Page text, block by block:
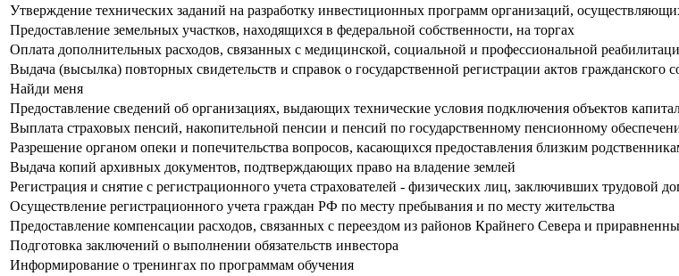
Утверждение технических заданий на разработку инвестиционных программ организаций,
Предоставление земельных участков, находящихся в федеральной собственности, на торгах
Оплата дополнительных расходов, связанных с медицинской, социальной и профессиональной
Выдача (высылка) повторных свидетельств и справок о государственной регистрации актов гражданского
Найди меня
Предоставление сведений об организациях, выдающих технические условия подключения объектов
Выплата страховых пенсий, накопительной пенсии и пенсий по государственному пенсионному
Разрешение органом опеки и попечительства вопросов, касающихся предоставления близким
Выдача копий архивных документов, подтверждающих право на владение землей
Регистрация и снятие с регистрационного учета страхователей - физических лиц, заключивших трудовой
Осуществление регистрационного учета граждан РФ по месту пребывания и по месту жительства
Предоставление компенсации расходов, связанных с переездом из районов Крайнего Севера и
Подготовка заключений о выполнении обязательств инвестора
Информирование о тренингах по программам обучения